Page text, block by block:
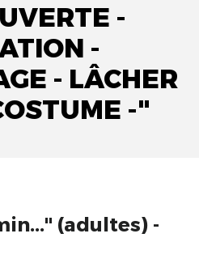
-
-
- LÂCHER
-"
(adultes) -